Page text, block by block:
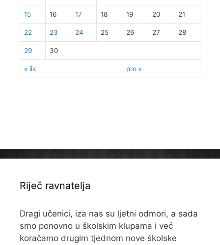
« lis pro »
15 16 17 18 19 20 21
22 23 24 25 26 27 28
29 30
Riječ ravnatelja
Dragi učenici, iza nas su ljetni odmori, a sada
smo ponovno u školskim klupama i već
koračamo drugim tjednom nove školske